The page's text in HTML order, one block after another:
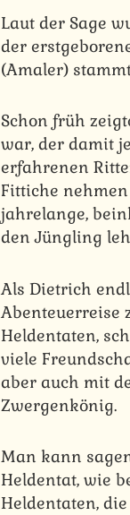
Laut der Sage
der
(Amaler)
Schon früh
war, der damit
erfahrenen
Fittiche
jahrelange,
den Jüngling
Als Dietrich
Abenteuerreise
Heldentaten,
viele
aber auch mit
Zwergenkönig.
Man kann
Heldentat, wie
Heldentaten,